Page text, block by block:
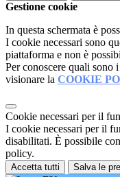
Gestione cookie
In questa schermata è
I cookie necessari sono
piattaforma e non è
Per conoscere quali sono
visionare la COOKIE
Cookie necessari per il
I cookie necessari per il
disabilitati. È possibile
policy.
Accetta tutti Salva le